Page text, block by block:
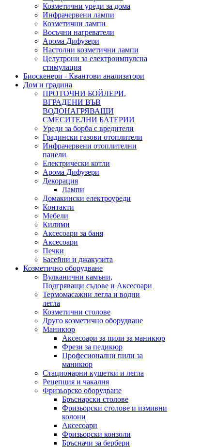
Козметични уреди за дома
Инфрачервени лампи
Козметични лампи
Восъчни нагреватели
Арома Дифузери
Настолни козметични лампи
Целутрони за електроимпулсна
стимулация
Биоскенери - Квантови анализатори
Дом и градина
ПРОТОЧНИ БОЙЛЕРИ,
ВГРАДЕНИ ВЪВ
ВОДОНАГРЯВАЩИ
СМЕСИТЕЛНИ БАТЕРИИ
Уреди за борба с вредители
Градински газови отоплители
Инфрачервени отоплителни
панели
Електрически котли
Арома Дифузери
Декорация
Лампи
Домакински електроуреди
Контакти
Мебели
Килими
Аксесоари за баня
Аксесоари
Печки
Басейни и джакузита
Козметично оборудване
Вулканични камъни,
Подгряващи съдове и Аксесоари
Термомасажни легла и водни
легла
Козметични столове
Друго козметично оборудване
Маникюр
Аксесоари за пили за маникюр
Фрези за педикюр
Професионални пили за
маникюр
Стационарни кушетки и легла
Рецепция и чакалня
Фризьорско оборудване
Бръснарски столове
Фризьорски столове и измивни
колони
Аксесоари
Фризьорски конзоли
Бръсначи за бербери